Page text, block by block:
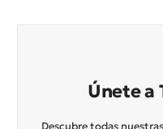
Únete